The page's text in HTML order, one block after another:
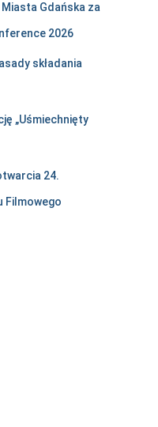
Gdańska za
2026
składania
„Uśmiechnięty
24.
Filmowego